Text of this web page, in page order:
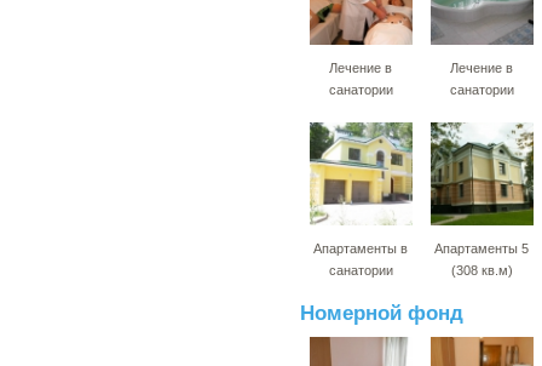
Лечение в
санатории
Лечение в
санатории
Апартаменты в
санатории
Апартаменты 5
(308 кв.м)
Номерной фонд